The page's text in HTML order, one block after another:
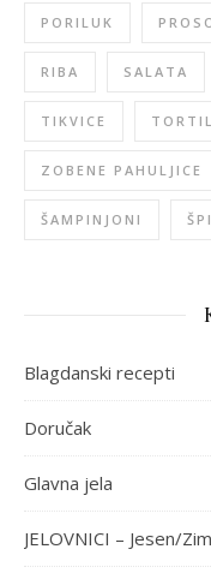
PORILUK
RIBA SALATA
TIKVICE
ZOBENE PAHULJICE
ŠAMPINJONI
Blagdanski recepti
Doručak
Glavna jela
JELOVNICI – Jesen/